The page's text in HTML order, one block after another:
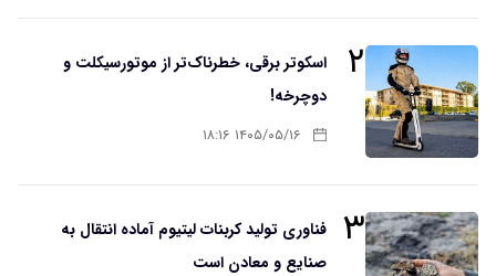
۲
اسکوتر برقی، خطرناک‌تر از موتورسیکلت و
دوچرخه!
۱۴۰۵/۰۵/۱۶ ۱۸:۱۶
۳
فناوری تولید کربنات لیتیوم آماده انتقال به
صنایع و معادن است